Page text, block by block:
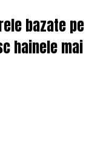
bazate pe
hainele mai